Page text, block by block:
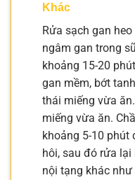
Khác
Rửa sạch gan
ngâm gan trong
khoảng 15-20
gan mềm, bớt
thái miếng vừa
miếng vừa ăn.
khoảng 5-10 phút
hôi, sau đó rửa
nội tạng khác